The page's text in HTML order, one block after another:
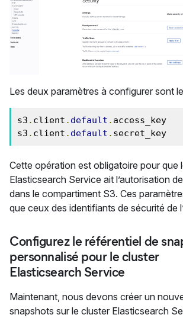
Les deux paramètres à configurer sont
s3 . client . default . access_key
s3 . client . default . secret_key
Cette opération est obligatoire pour que
Elasticsearch Service ait l’autorisation
dans le compartiment S3. Ces
que ceux des identifiants de sécurité de
Configurez le référentiel de
personnalisé pour le cluster
Elasticsearch Service
Maintenant, nous devons créer un
snapshots sur le cluster Elasticsearch